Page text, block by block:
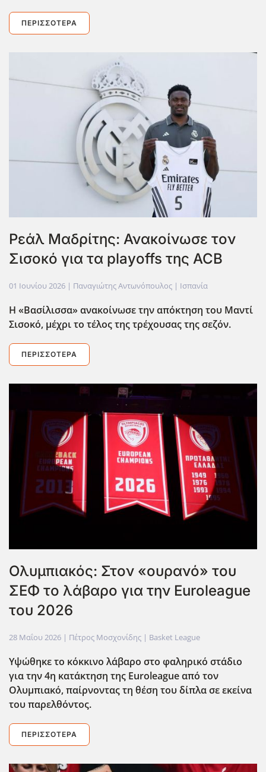
ΠΕΡΙΣΣΌΤΕΡΑ
Ρεάλ Μαδρίτης: Ανακοίνωσε τον
Σισοκό για τα playoffs της ACB
01 Ιουνίου 2026 | Παναγιώτης Αντωνόπουλος | Ισπανία
Η «Βασίλισσα» ανακοίνωσε την απόκτηση του Μαντί
Σισοκό, μέχρι το τέλος της τρέχουσας της σεζόν.
ΠΕΡΙΣΣΌΤΕΡΑ
Ολυμπιακός: Στον «ουρανό» του
ΣΕΦ το λάβαρο για την Euroleague
του 2026
28 Μαΐου 2026 | Πέτρος Μοσχονίδης | Basket League
Υψώθηκε το κόκκινο λάβαρο στο φαληρικό στάδιο
για την 4η κατάκτηση της Euroleague από τον
Ολυμπιακό, παίρνοντας τη θέση του δίπλα σε εκείνα
του παρελθόντος.
ΠΕΡΙΣΣΌΤΕΡΑ